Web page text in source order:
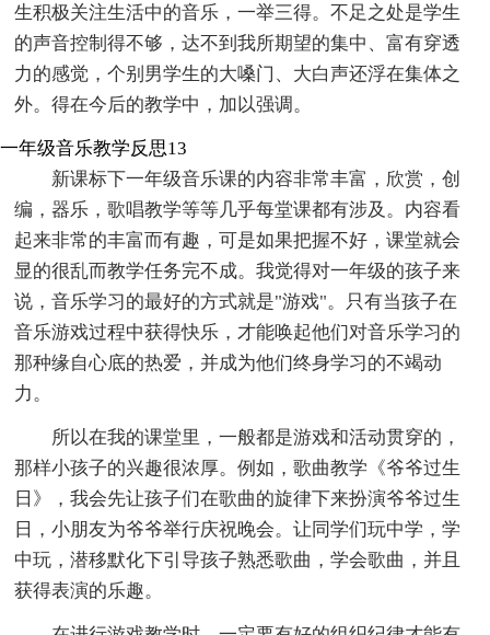
生积极关注生活中的音乐，一举三得。不足之处是学生
的声音控制得不够，达不到我所期望的集中、富有穿透
力的感觉，个别男学生的大嗓门、大白声还浮在集体之
外。得在今后的教学中，加以强调。
一年级音乐教学反思13
新课标下一年级音乐课的内容非常丰富，欣赏，创
编，器乐，歌唱教学等等几乎每堂课都有涉及。内容看
起来非常的丰富而有趣，可是如果把握不好，课堂就会
显的很乱而教学任务完不成。我觉得对一年级的孩子来
说，音乐学习的最好的方式就是"游戏"。只有当孩子在
音乐游戏过程中获得快乐，才能唤起他们对音乐学习的
那种缘自心底的热爱，并成为他们终身学习的不竭动
力。
所以在我的课堂里，一般都是游戏和活动贯穿的，
那样小孩子的兴趣很浓厚。例如，歌曲教学《爷爷过生
日》，我会先让孩子们在歌曲的旋律下来扮演爷爷过生
日，小朋友为爷爷举行庆祝晚会。让同学们玩中学，学
中玩，潜移默化下引导孩子熟悉歌曲，学会歌曲，并且
获得表演的乐趣。